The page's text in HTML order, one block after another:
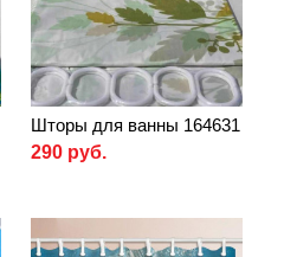
Шторы для ванны 164631
290 руб.